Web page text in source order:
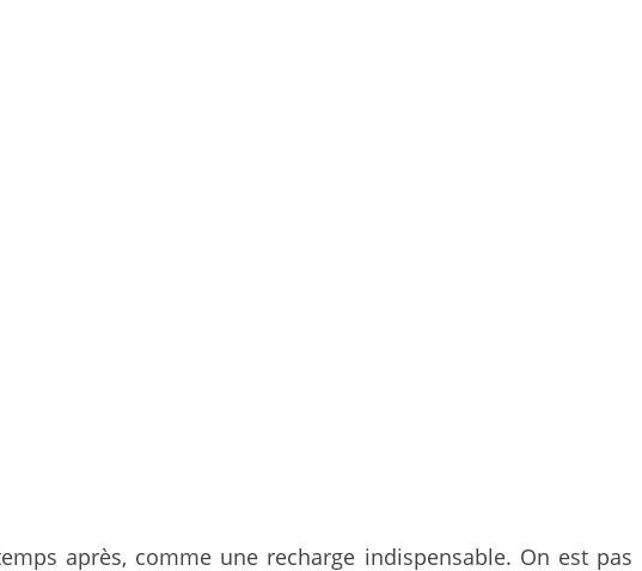
après, comme une recharge indispensable. On est pas